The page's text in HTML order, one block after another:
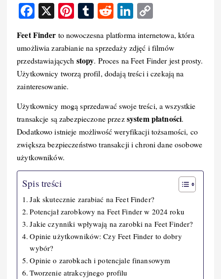
F
c
e
b
o
o
k
X
Pi
er
e
st
T
m
bl
r
R
d
di
t
Li
k
e
d
n
p
y
Li
k
Feet Finder to nowoczesna platforma internetowa, która
umożliwia zarabianie na sprzedaży zdjęć i filmów
przedstawiających stopy. Proces na Feet Finder jest prosty.
Użytkownicy tworzą profil, dodają treści i czekają na
zainteresowanie.
Użytkownicy mogą sprzedawać swoje treści, a wszystkie
transakcje są zabezpieczone przezsystem płatności.
Dodatkowo istnieje możliwość weryfikacji tożsamości, co
zwiększa bezpieczeństwo transakcji i chroni dane osobowe
użytkowników.
Spis treści
Jak skutecznie zarabiać na Feet Finder?
Potencjał zarobkowy na Feet Finder w 2024 roku
Jakie czynniki wpływają na zarobki na Feet Finder?
Opinie użytkowników: Czy Feet Finder to dobry
wybór?
Opinie o zarobkach i potencjale finansowym
Tworzenie atrakcyjnego profilu